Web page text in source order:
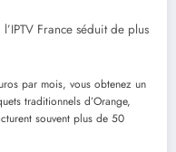
France séduit de plus
par mois, vous obtenez un
traditionnels d’Orange,
souvent plus de 50